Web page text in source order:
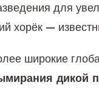
для
хорёк —
широкие
дикой